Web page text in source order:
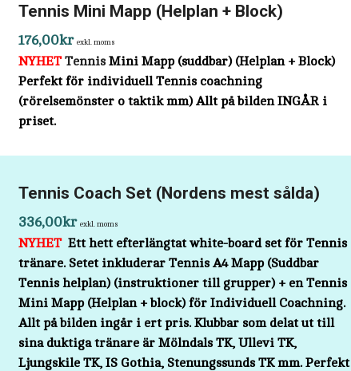
Tennis Mini Mapp (Helplan + Block)
176,00kr exkl. moms
NYHETTennisMini Mapp (suddbar) (Helplan + Block)
Perfekt för individuell Tennis coachning
(rörelsemönster o taktik mm) Allt på bilden INGÅR i
priset.
Tennis Coach Set (Nordens mest sålda)
336,00kr exkl. moms
NYHETEtt hett efterlängtat white-board set för Tennis
tränare. Setet inkluderar Tennis A4 Mapp (Suddbar
Tennis helplan) (instruktioner till grupper) + en Tennis
Mini Mapp (Helplan + block) för Individuell Coachning.
Allt på bilden ingår i ert pris. Klubbar som delat ut till
sina duktiga tränare är Mölndals TK, Ullevi TK,
Ljungskile TK, IS Gothia, Stenungssunds TK mm. Perfekt